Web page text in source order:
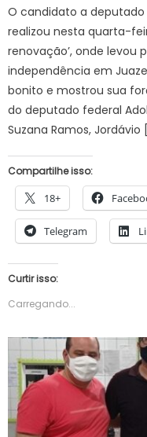
O candidato a deputado
realizou nesta quarta-
renovação’, onde levou
independência em
bonito e mostrou sua
do deputado federal
Suzana Ramos, Jordávio
Compartilhe isso:
18+
Telegram
Curtir isso:
Carregando...